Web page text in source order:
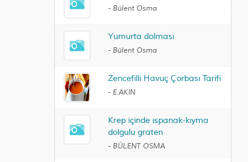
- Bülent Osma
Yumurta dolması
- Bülent Osma
Zencefilli Havuç Çorbası Tarifi
- E.AKIN
Krep içinde ıspanak-kıyma
dolgulu graten
- BÜLENT OSMA